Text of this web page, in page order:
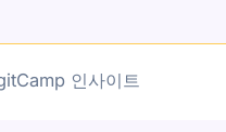
인사이트